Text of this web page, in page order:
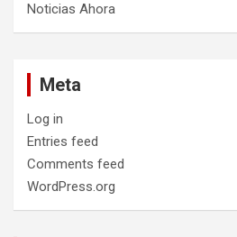
Noticias Ahora
Meta
Log in
Entries feed
Comments feed
WordPress.org